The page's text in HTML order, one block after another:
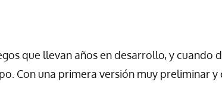
que llevan años en desarrollo, y cuando
Con una primera versión muy preliminar y